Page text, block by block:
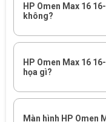
HP Omen Max 16 16-
dùng cần laptop
HP Omen Max 16
không?
HP Omen Max 16
họa gì?
Màn hình HP Omen